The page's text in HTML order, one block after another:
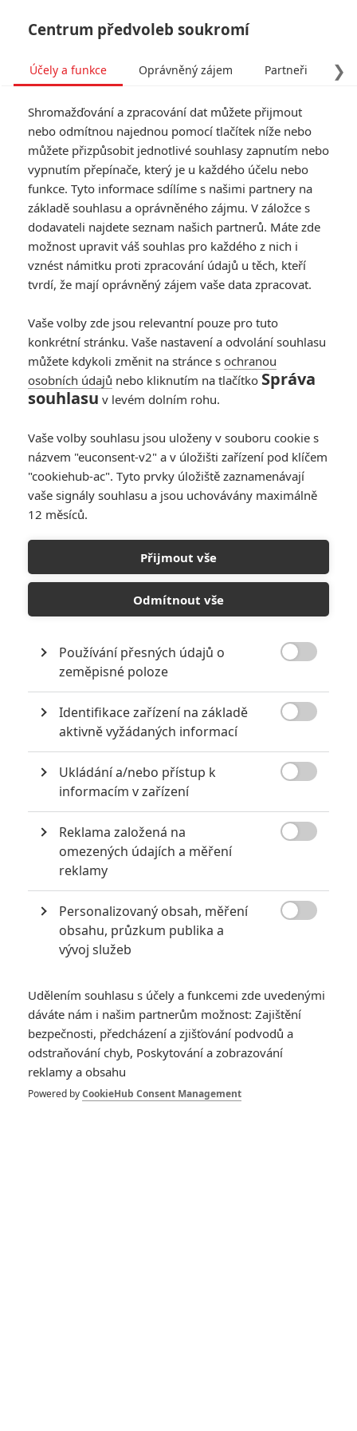
Death Cycle: Maskovaný
motorkář ve stylovém
hororu vraždí beze slov
Napsal:Michal Janoušek - (Rudmen), 17.08.2025 22:00
PŘIDAT NOVÝ KOMENTÁŘ
Pro psaní komentářů, se přihlašte.
RECENZE FILMŮ
10
Recenze: Zcela výjimečná Gerta
Schnirch nebarví hnus českých dějin
narůžovo
5
Recenze: Záhada strašidelného
8 Recenze: Občanská válka
6
Recenze: Godzilla x Kong: Nové
impérium
8 Recenze: Opičí muž
POSLEDNÍ KOMENTOVANÉ
ČLÁNEK | 01.08.2026 16:40
Marvel nečekaně zrušil již schválené pokračování
拆彈專家
1 ČLÁNEK | 30.07.2026 20:14
Děti krve a kostí: Regulérní trailer představuje akční fantasy
dobrodružství s vůní Afriky
Spider-Man: Zbrusu nový den – Podle recenzí máme čekat
Centrum předvoleb soukromí
❯
Účely a funkce Oprávněný zájem Partneři
Shromažďování a zpracování dat můžete přijmout
nebo odmítnou najednou pomocí tlačítek níže nebo
můžete přizpůsobit jednotlivé souhlasy zapnutím nebo
vypnutím přepínače, který je u každého účelu nebo
funkce. Tyto informace sdílíme s našimi partnery na
základě souhlasu a oprávněného zájmu. V záložce s
dodavateli najdete seznam našich partnerů. Máte zde
možnost upravit váš souhlas pro každého z nich i
vznést námitku proti zpracování údajů u těch, kteří
tvrdí, že mají oprávněný zájem vaše data zpracovat.
Vaše volby zde jsou relevantní pouze pro tuto
konkrétní stránku. Vaše nastavení a odvolání souhlasu
můžete kdykoli změnit na stránce s ochranou
osobních údajů nebo kliknutím na tlačítko Správa
souhlasu v levém dolním rohu.
Vaše volby souhlasu jsou uloženy v souboru cookie s
názvem "euconsent-v2" a v úložišti zařízení pod klíčem
"cookiehub-ac". Tyto prvky úložiště zaznamenávají
vaše signály souhlasu a jsou uchovávány maximálně
12 měsíců.
Přijmout vše
Odmítnout vše
Používání přesných údajů o
zeměpisné poloze
Identifikace zařízení na základě
aktivně vyžádaných informací
Ukládání a/nebo přístup k
informacím v zařízení
Reklama založená na
omezených údajích a měření
reklamy
Personalizovaný obsah, měření
obsahu, průzkum publika a
vývoj služeb
Udělením souhlasu s účely a funkcemi zde uvedenými
dáváte nám i našim partnerům možnost: Zajištění
bezpečnosti, předcházení a zjišťování podvodů a
odstraňování chyb, Poskytování a zobrazování
reklamy a obsahu
Powered byCookieHub Consent Management